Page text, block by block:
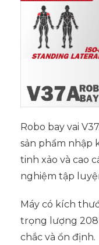
Robo bay vai
sản phẩm nhập
tinh xảo và cao
nghiệm tập
Máy có kích
trọng lượng
chắc và ổn định.